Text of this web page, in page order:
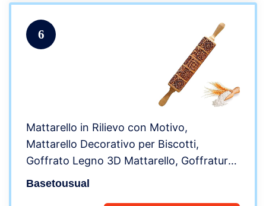
6
Mattarello in Rilievo con Motivo,
Mattarello Decorativo per Biscotti,
Goffrato Legno 3D Mattarello, Goffratura
Rullo Mattarello, Inciso a Forma di
Basetousual